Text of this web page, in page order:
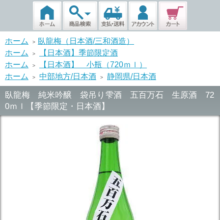
ホーム >
臥龍梅（日本酒/三和酒造）
ホーム
>
【日本酒】季節限定酒
ホーム
>
【日本酒】 小瓶（720ｍｌ）
ホーム
> 中部地方/日本酒 > 静岡県/日本酒
臥龍梅 純米吟醸 袋吊り雫酒 五百万石 生原酒 72
0ｍｌ【季節限定・日本酒】